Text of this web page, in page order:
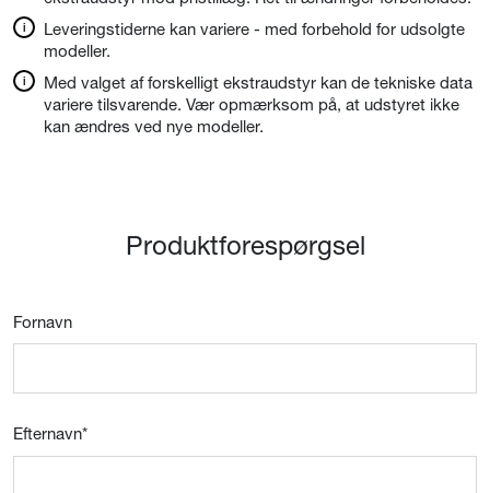
Leveringstiderne kan variere - med forbehold for udsolgte
modeller.
Med valget af forskelligt ekstraudstyr kan de tekniske data
variere tilsvarende. Vær opmærksom på, at udstyret ikke
kan ændres ved nye modeller.
Produktforespørgsel
Fornavn
Efternavn*